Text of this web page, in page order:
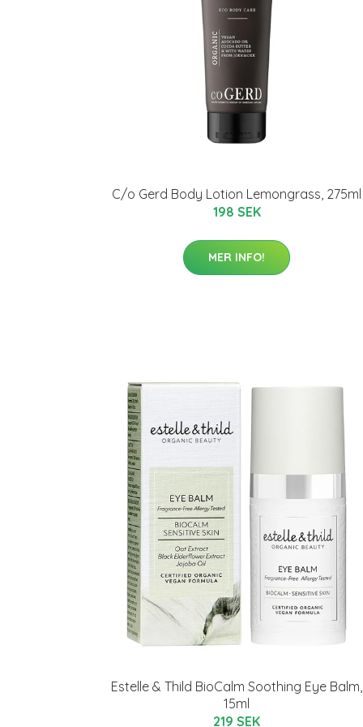
C/o Gerd Body Lotion Lemongrass, 275ml
198 SEK
MER INFO!
Estelle & Thild BioCalm Soothing Eye Balm,
15ml
219 SEK